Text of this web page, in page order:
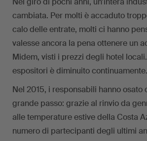
cambiata. Per molti è accaduto
calo delle entrate, molti ci hanno
valesse ancora la pena ottenere un
Midem, visti i prezzi degli hotel
espositori è diminuito continuamente.
Nel 2015, i responsabili hanno osato
grande passo: grazie al rinvio da
alle temperature estive della Costa
numero di partecipanti degli ultimi